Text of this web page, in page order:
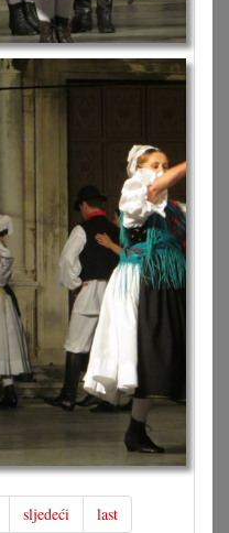
sljedeći last